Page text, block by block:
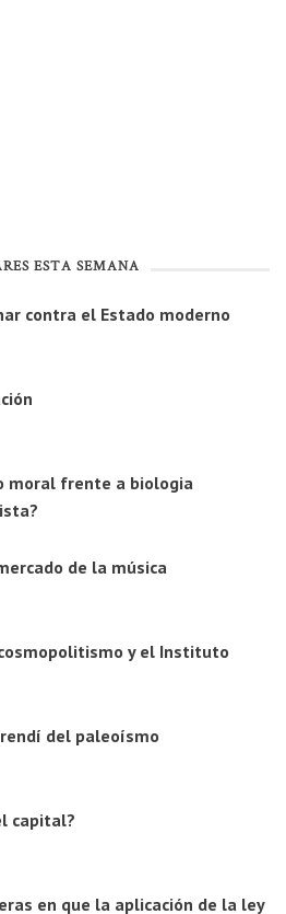
ESTA SEMANA
contra el Estado moderno
moral frente a biologia
de la música
y el Instituto
del paleoísmo
capital?
en que la aplicación de la ley